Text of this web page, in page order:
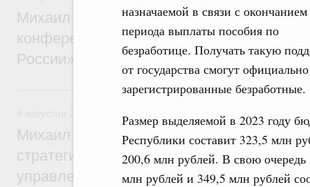
назначаемой в связи с окончанием
периода выплаты пособия по
безработице. Получать такую
от государства смогут официально
зарегистрированные безработные.
Размер выделяемой в 2023 году
Республики составит 323,5 млн
200,6 млн рублей. В свою очередь
млн рублей и 349,5 млн рублей
Михаил Мишустин дал поручения по
конференции «Цифровая индустрия
России»
6 августа, четверг
Технологическое развитие. Инновации
Михаил Мишустин дал поручения по
стратегической сессии о
управления научно-технологическим